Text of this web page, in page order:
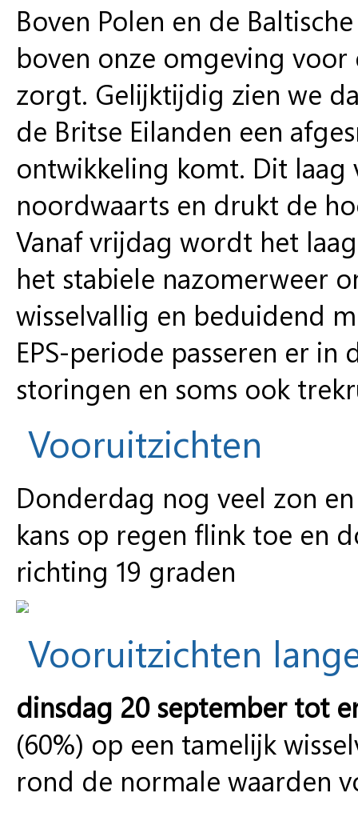
Boven Polen en de
boven onze omgeving
zorgt. Gelijktijdig zien we
de Britse Eilanden een
ontwikkeling komt. Dit laag
noordwaarts en drukt de
Vanaf vrijdag wordt het
het stabiele nazomerweer
wisselvallig en beduidend
EPS-periode passeren er
storingen en soms ook
Vooruitzichten
Donderdag nog veel zon
kans op regen flink toe en
richting 19 graden
Vooruitzichten
dinsdag 20 september tot
(60%) op een tamelijk
rond de normale waarden